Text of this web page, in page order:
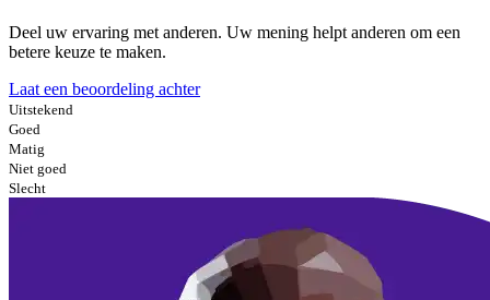
Deel uw ervaring met anderen. Uw mening helpt anderen om een
betere keuze te maken.
Laat een beoordeling achter
Uitstekend
Goed
Matig
Niet goed
Slecht